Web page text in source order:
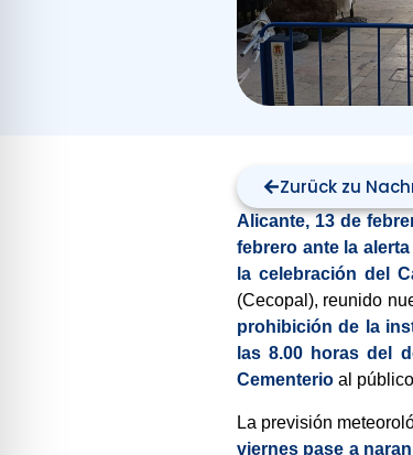
Zurück zu
Alicante, 13 de
febrero ante la
la celebración del
(Cecopal), reunido
prohibición de la
las 8.00 horas del
Cementerio al
La previsión
viernes pase a